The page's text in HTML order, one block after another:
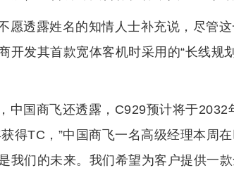
愿透露姓名的知情人士补充说，尽管
开发其首款宽体客机时采用的“长线规
中国商飞还透露，C929预计将于2032
得TC，”中国商飞一名高级经理本周
们的未来。我们希望为客户提供一款